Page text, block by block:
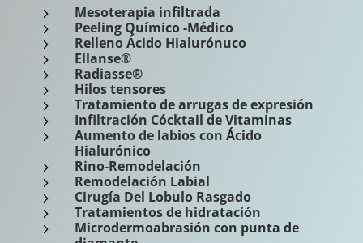
5 Mesoterapia infiltrada
5 Peeling Químico -Médico
5 Relleno Ácido Hialurónuco
5 Ellanse®
5 Radiasse®
5 Hilos tensores
5 Tratamiento de arrugas de expresión
5 Infiltración Cócktail de Vitaminas
5
Aumento de labios con Ácido
Hialurónico
5 Rino-Remodelación
5 Remodelación Labial
5 Cirugía Del Lobulo Rasgado
5 Tratamientos de hidratación
5
Microdermoabrasión con punta de